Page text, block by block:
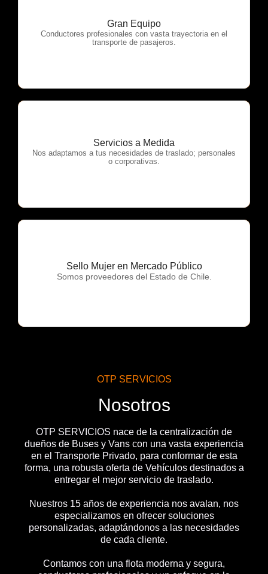
Gran Equipo
Conductores profesionales con vasta trayectoria en el
transporte de pasajeros.
OTP Servicios
Servicios a Medida
Nos adaptamos a tus necesidades de traslado; personales
o corporativas.
OTP Servicios
Sello Mujer en Mercado Público
Somos proveedores del Estado de Chile.
OTP Servicios
OTP SERVICIOS
Nosotros
OTP SERVICIOS nace de la centralización de
dueños de Buses y Vans con una vasta experiencia
en el Transporte Privado, para conformar de esta
forma, una robusta oferta de Vehículos destinados a
entregar el mejor servicio de traslado.
Nuestros 15 años de experiencia nos avalan, nos
especializamos en ofrecer soluciones
personalizadas, adaptándonos a las necesidades
de cada cliente.
Contamos con una flota moderna y segura,